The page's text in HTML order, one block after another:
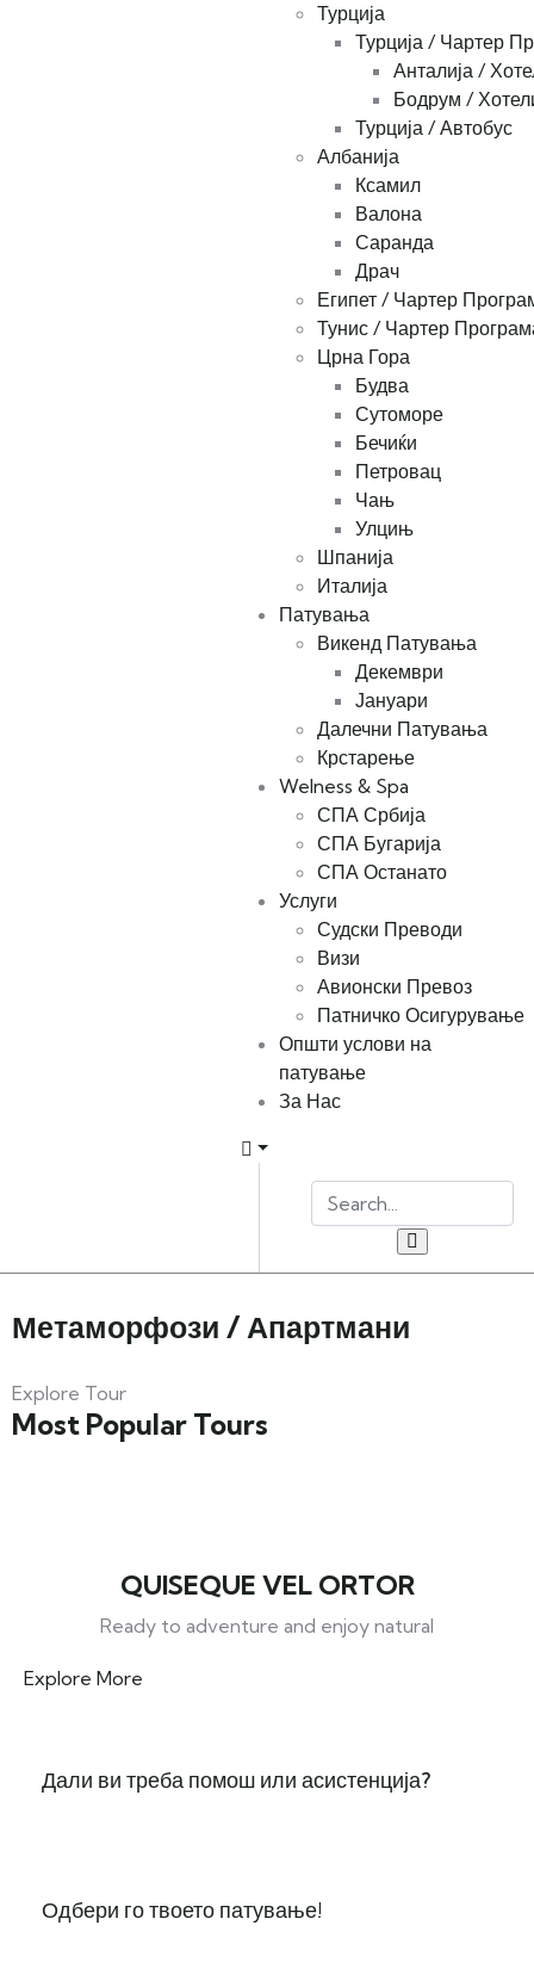
Турција
Турција / Чартер
Анталија /
Бодрум /
Турција / Автобус
Албанија
Ксамил
Валона
Саранда
Драч
Египет / Чартер
Тунис / Чартер
Црна Гора
Будва
Сутоморе
Бечиќи
Петровац
Чањ
Улцињ
Шпанија
Италија
Патувања
Викенд Патувања
Декември
Јануари
Далечни Патувања
Крстарење
Welness & Spa
СПА Србија
СПА Бугарија
СПА Останато
Услуги
Судски Преводи
Визи
Авионски Превоз
Патничко Осигурување
Општи услови на
патување
За Нас
Метаморфози / Апартмани
Explore Tour
Most Popular Tours
QUISEQUE VEL ORTOR
Ready to adventure and enjoy natural
Explore More
Дали ви треба помош или асистенција?
Одбери го твоето патување!